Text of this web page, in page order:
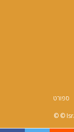
ספורט
© ©